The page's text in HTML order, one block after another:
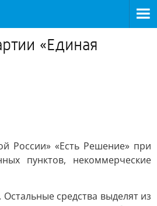
«Единая
России» «Есть Решение» при
пунктов, некоммерческие
средства выделят из